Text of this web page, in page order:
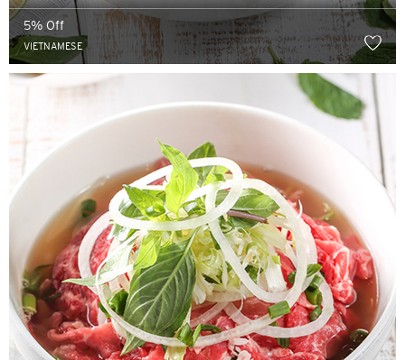
5% Off
VIETNAMESE